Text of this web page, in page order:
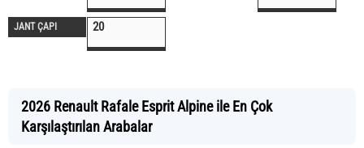
JANT ÇAPI 20
2026 Renault Rafale Esprit Alpine ile En Çok
Karşılaştırılan Arabalar